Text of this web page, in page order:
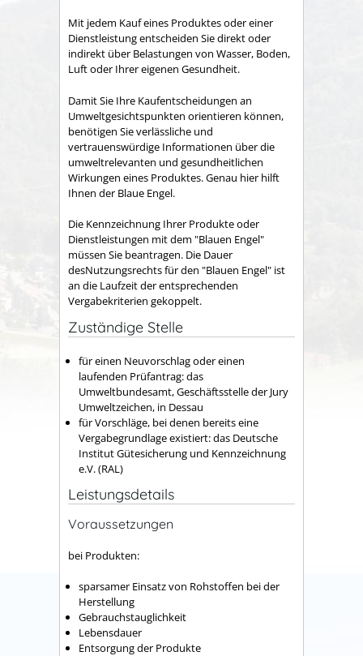
Mit jedem Kauf eines Produktes oder einer
Dienstleistung entscheiden Sie direkt oder
indirekt über Belastungen von Wasser, Boden,
Luft oder Ihrer eigenen Gesundheit.
Damit Sie Ihre Kaufentscheidungen an
Umweltgesichtspunkten orientieren können,
benötigen Sie verlässliche und
vertrauenswürdige Informationen über die
umweltrelevanten und gesundheitlichen
Wirkungen eines Produktes. Genau hier hilft
Ihnen der Blaue Engel.
Die Kennzeichnung Ihrer Produkte oder
Dienstleistungen mit dem "Blauen Engel"
müssen Sie beantragen. Die Dauer
desNutzungsrechts für den "Blauen Engel" ist
an die Laufzeit der entsprechenden
Vergabekriterien gekoppelt.
Zuständige Stelle
für einen Neuvorschlag oder einen
laufenden Prüfantrag: das
Umweltbundesamt, Geschäftsstelle der Jury
Umweltzeichen, in Dessau
für Vorschläge, bei denen bereits eine
Vergabegrundlage existiert: das Deutsche
Institut Gütesicherung und Kennzeichnung
e.V. (RAL)
Leistungsdetails
Voraussetzungen
bei Produkten:
sparsamer Einsatz von Rohstoffen bei der
Herstellung
Gebrauchstauglichkeit
Lebensdauer
Entsorgung der Produkte